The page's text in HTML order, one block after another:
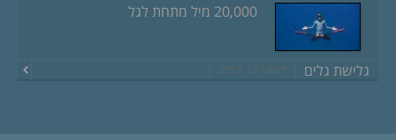
20,000 מיל מתחת לגל
גלישת גלים דצמבר 13, 2019